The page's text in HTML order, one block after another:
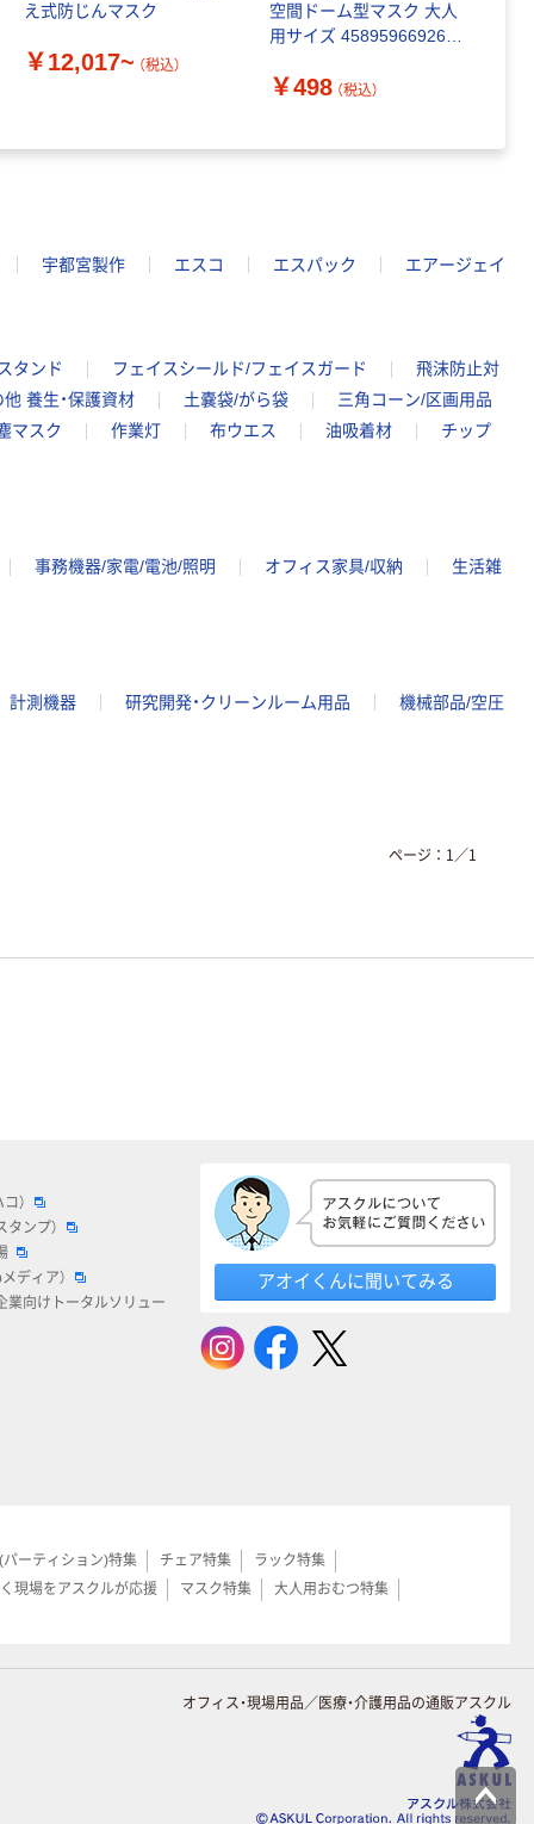
え式防じんマスク
￥12,017~ （税込）
空間ドーム型マスク 大人
用サイズ 4589596692623
￥498 （税込）
宇都宮製作 エスコ エスパック エアージェイ
タンド フェイスシールド/フェイスガード
飛沫防止対
他 養生・保護資材 土嚢袋/がら袋
三角コーン/区画用品
マスク 作業灯 布ウエス 油吸着材
チップ
事務機器/家電/電池/照明 オフィス家具/収納
生活雑
計測機器 研究開発・クリーンルーム用品
機械部品/空圧
ページ： 1 ／1
）
タンプ）
ディア）
業向けトータルソリュー
アオイくんに聞いてみる
ーティション)特集 チェア特集
ラック特集
現場をアスクルが応援 マスク特集
大人用おむつ特集
オフィス・現場用品／医療・介護用品の通販アスクル